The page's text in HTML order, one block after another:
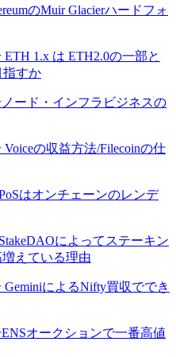
のMuir Glacierハードフォ
ETH 1.x は ETH2.0の一部と
指すか
ノード・インフラビジネスの
Voiceの収益方法/Filecoinの仕
はオンチェーンのレンデ
によってステーキン
えている理由
GeminiによるNifty買収ででき
ENSオークションで一番高値